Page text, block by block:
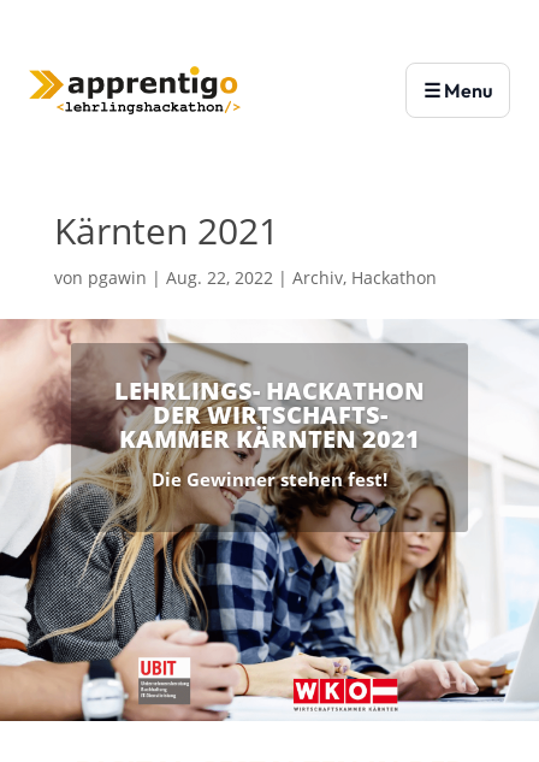
Kärnten 2021
von pgawin | Aug. 22, 2022| Archiv, Hackathon
LEHRLINGS- HACKATHON
DER WIRTSCHAFTS-
KAMMER KÄRNTEN 2021
Die Gewinner stehen fest!